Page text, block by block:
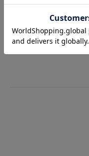
し上げます。
詳しくはご利用ガイド